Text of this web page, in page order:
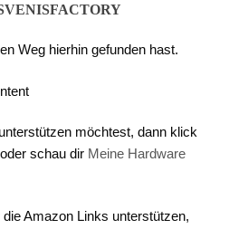
Weg hierhin gefunden hast.
möchtest, dann klick
schau dir Meine Hardware
Amazon Links unterstützen,